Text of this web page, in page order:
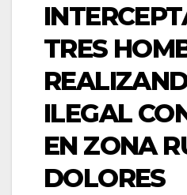
TRES
ILEGAL
EN ZONA
DOLORES